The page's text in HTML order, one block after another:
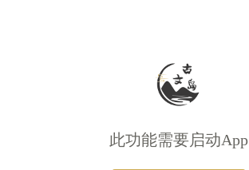
此功能需要启动App